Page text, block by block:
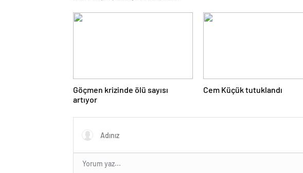
Göçmen krizinde ölü sayısı
artıyor
Cem Küçük tutuklandı